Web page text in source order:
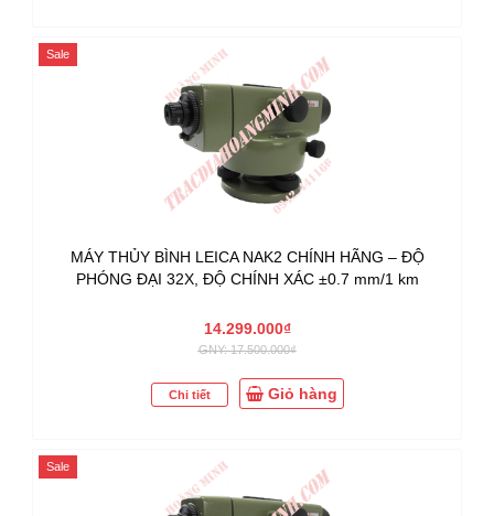
Sale
MÁY THỦY BÌNH LEICA NAK2 CHÍNH HÃNG – ĐỘ
PHÓNG ĐẠI 32X, ĐỘ CHÍNH XÁC ±0.7 mm/1 km
14.299.000₫
GNY: 17.500.000₫
Chi tiết Giỏ hàng
Sale